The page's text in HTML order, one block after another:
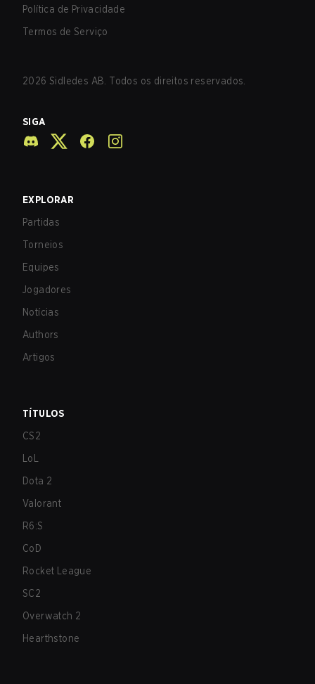
Política de Privacidade
Termos de Serviço
2026 Sidledes AB. Todos os direitos reservados.
SIGA
EXPLORAR
Partidas
Torneios
Equipes
Jogadores
Notícias
Authors
Artigos
TÍTULOS
CS2
LoL
Dota 2
Valorant
R6:S
CoD
Rocket League
SC2
Overwatch 2
Hearthstone